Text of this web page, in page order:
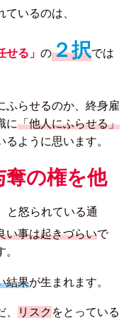
いるのは、
せる」 の２択では
ふらせるのか、終身雇
に「他人にふらせる」
るように思います。
奪の権を他
と怒られている通
い事は起きづらいで
結果が生まれます。
リスク をとっている